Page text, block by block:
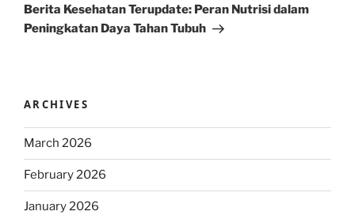
Post
Berita Kesehatan Terupdate: Peran Nutrisi dalam
Peningkatan Daya Tahan Tubuh
ARCHIVES
March 2026
February 2026
January 2026